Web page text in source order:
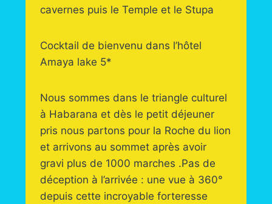
cavernes puis le Temple et le Stupa
Cocktail de bienvenu dans l’hôtel
Amaya lake 5*
Nous sommes dans le triangle culturel
à Habarana et dès le petit déjeuner
pris nous partons pour la Roche du lion
et arrivons au sommet après avoir
gravi plus de 1000 marches .Pas de
déception à l’arrivée : une vue à 360°
depuis cette incroyable forteresse